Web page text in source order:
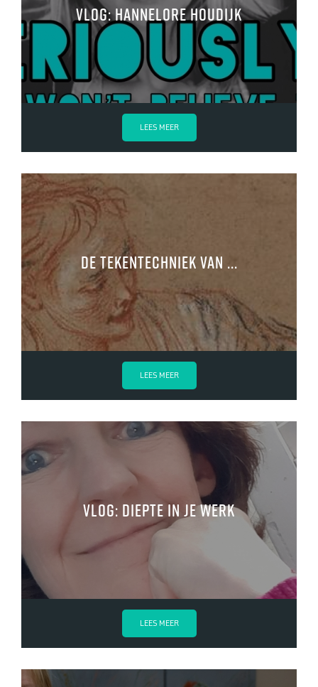
VLOG: Hannelore Houdijk
LEES MEER
De tekentechniek van ...
LEES MEER
Vlog: diepte in je werk
LEES MEER